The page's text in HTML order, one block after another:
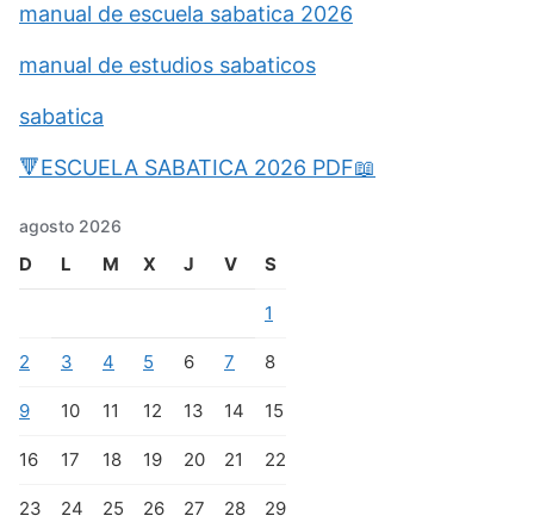
manual de escuela sabatica 2026
manual de estudios sabaticos
sabatica
🔻ESCUELA SABATICA 2026 PDF📖
agosto 2026
D L M X J V S
1
2 3 4 5 6 7 8
9 10 11 12 13 14 15
16 17 18 19 20 21 22
23 24 25 26 27 28 29